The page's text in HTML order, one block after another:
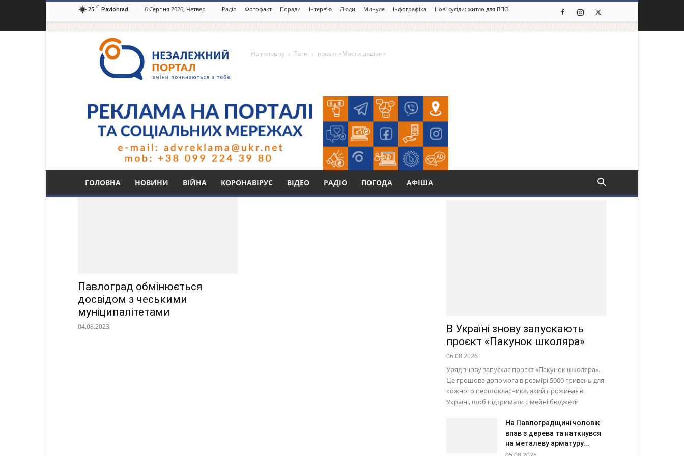
25 C Pavlohrad 6 Серпня 2026, Четвер Радіо Фотофакт Поради Інтерв’ю Люди Минуле Інфографіка Нові сусіди: житло для ВПО
портал
Павлоград.dp.ua
ГОЛОВНА НОВИНИ ВІЙНА КОРОНАВІРУС ВІДЕО РАДІО ПОГОДА АФІША
На головну Теги проєкт «Мости довіри»
Тег: проєкт «Мости довіри»
Павлоград обмінюється
досвідом з чеськими
муніципалітетами
04.08.2023
В Україні знову запускають
проєкт «Пакунок школяра»
06.08.2026
Уряд знову запускає проєкт «Пакунок школяра».
Це грошова допомога в розмірі 5000 гривень для
кожного першокласника, який проживає в
Україні, щоб підтримати сімейні бюджети
На Павлоградщині чоловік
впав з дерева та наткнувся
на металеву арматуру...